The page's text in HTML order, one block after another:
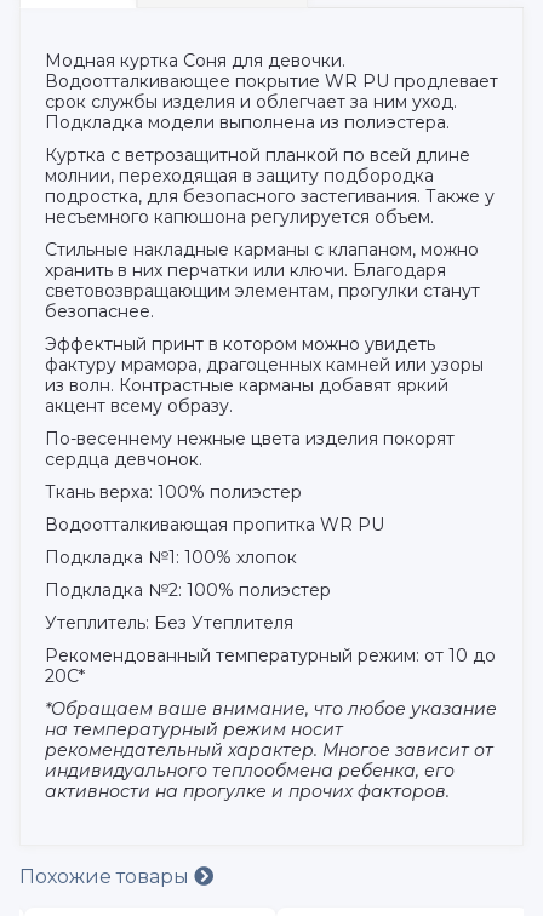
Модная куртка Соня для девочки.
Водоотталкивающее покрытие WR PU продлевает
срок службы изделия и облегчает за ним уход.
Подкладка модели выполнена из полиэстера.
Куртка с ветрозащитной планкой по всей длине
молнии, переходящая в защиту подбородка
подростка, для безопасного застегивания. Также у
несъемного капюшона регулируется объем.
Стильные накладные карманы с клапаном, можно
хранить в них перчатки или ключи. Благодаря
световозвращающим элементам, прогулки станут
безопаснее.
Эффектный принт в котором можно увидеть
фактуру мрамора, драгоценных камней или узоры
из волн. Контрастные карманы добавят яркий
акцент всему образу.
По-весеннему нежные цвета изделия покорят
сердца девчонок.
Ткань верха: 100% полиэстер
Водоотталкивающая пропитка WR PU
Подкладка №1: 100% хлопок
Подкладка №2: 100% полиэстер
Утеплитель: Без Утеплителя
Рекомендованный температурный режим: от 10 до
20С*
*Обращаем ваше внимание, что любое указание
на температурный режим носит
рекомендательный характер. Многое зависит от
индивидуального теплообмена ребенка, его
активности на прогулке и прочих факторов.
Похожие товары